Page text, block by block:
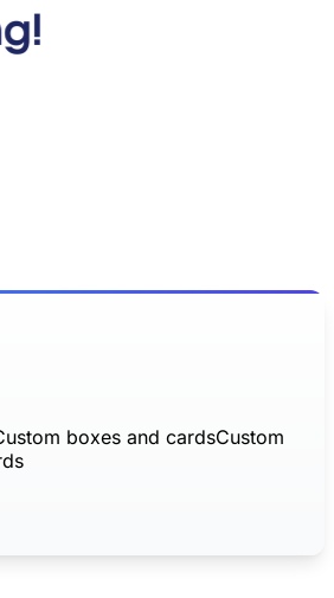
boxes and cardsCustom